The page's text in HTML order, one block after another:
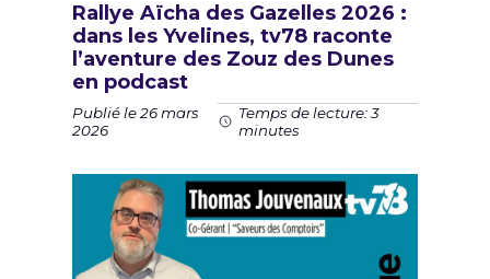
Rallye Aïcha des Gazelles 2026 :
dans les Yvelines, tv78 raconte
l’aventure des Zouz des Dunes
en podcast
Publié le 26 mars
2026
Temps de lecture: 3
minutes